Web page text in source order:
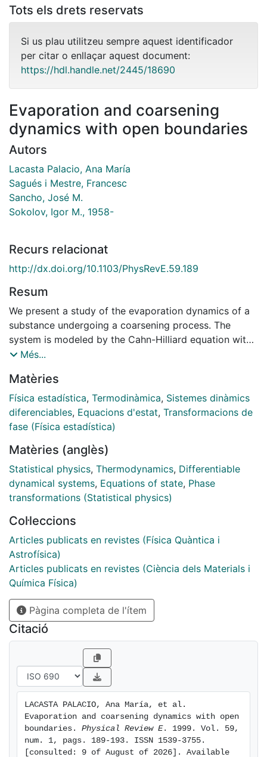
Tots els drets reservats
Si us plau utilitzeu sempre aquest identificador
per citar o enllaçar aquest document:
https://hdl.handle.net/2445/18690
Evaporation and coarsening
dynamics with open boundaries
Autors
Lacasta Palacio, Ana María
Sagués i Mestre, Francesc
Sancho, José M.
Sokolov, Igor M., 1958-
Recurs relacionat
http://dx.doi.org/10.1103/PhysRevE.59.189
Resum
We present a study of the evaporation dynamics of a
substance undergoing a coarsening process. The
system is modeled by the Cahn-Hilliard equation with
absorbing boundaries. We have found that the
slower than the usual one without coarsening.
Analytical and simulation results are in reasonable
agreement.
Més...
Matèries
Física estadística, Termodinàmica, Sistemes dinàmics
diferenciables, Equacions d'estat, Transformacions de
fase (Física estadística)
Matèries (anglès)
Statistical physics, Thermodynamics, Differentiable
dynamical systems, Equations of state, Phase
transformations (Statistical physics)
Col·leccions
Articles publicats en revistes (Física Quàntica i
Astrofísica)
Articles publicats en revistes (Ciència dels Materials i
Química Física)
Pàgina completa de l'ítem
Citació
LACASTA PALACIO, Ana María, et al.
Evaporation and coarsening dynamics with open
boundaries. Physical Review E. 1999. Vol. 59,
num. 1, pags. 189-193. ISSN 1539-3755.
[consulted: 9 of August of 2026]. Available